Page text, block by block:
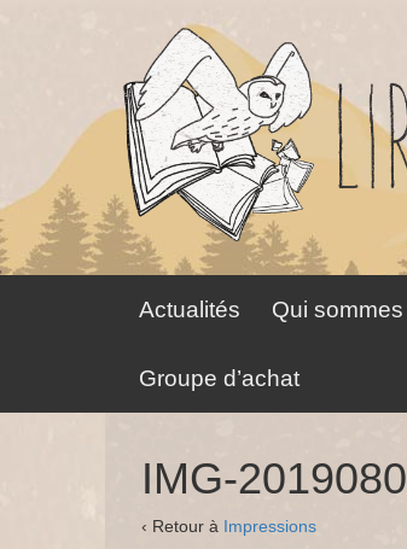
Actualités Qui
Groupe d’achat
IMG-
‹ Retour à Impressions